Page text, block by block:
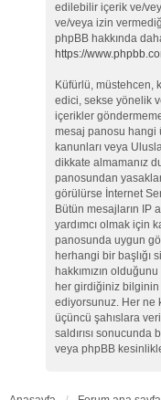
edilebilir içerik ve/
ve/veya izin
phpBB hakkında
https://
Küfürlü, müstehcen,
edici, sekse yönelik
içerikler
mesaj panosu hangi
kanunları veya
dikkate almamanız
panosundan
görülürse İnternet
Bütün mesajların IP
yardımcı olmak için
panosunda uygun
herhangi bir başlığı
hakkımızın
her girdiğiniz bilginin
ediyorsunuz. Her ne
üçüncü şahıslara
saldırısı sonucunda
veya phpBB